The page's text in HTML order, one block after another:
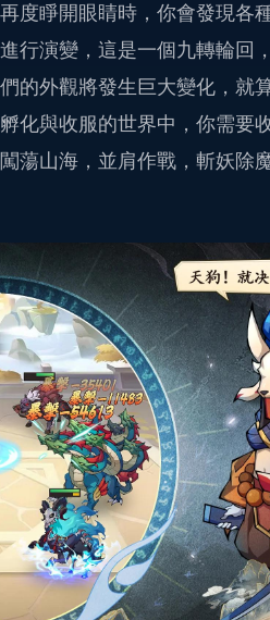
度睜開眼睛時，你會發現各
行演變，這是一個九轉輪回
的外觀將發生巨大變化，就
化與收服的世界中，你需要
蕩山海，並肩作戰，斬妖除